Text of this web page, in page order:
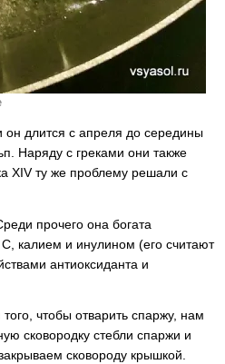
он длится с апреля до середины
Наряду с греками они также
XIV ту же проблему решали с
прочего она богата
калием и инулином (его считают
антиоксиданта и
чтобы отварить спаржу, нам
сковородку стебли спаржи и
сковороду крышкой.